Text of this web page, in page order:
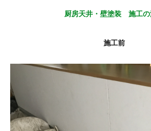
厨房天井・壁塗装 施工の
施工前